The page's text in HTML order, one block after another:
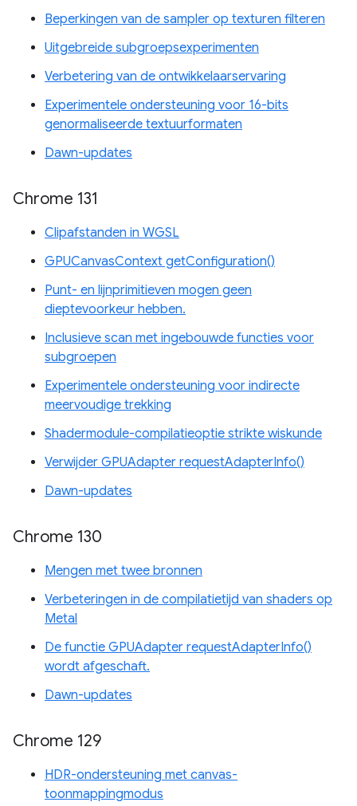
Beperkingen van de sampler op texturen filteren
Uitgebreide subgroepsexperimenten
Verbetering van de ontwikkelaarservaring
Experimentele ondersteuning voor 16-bits
genormaliseerde textuurformaten
Dawn-updates
Chrome 131
Clipafstanden in WGSL
GPUCanvasContext getConfiguration()
Punt- en lijnprimitieven mogen geen
dieptevoorkeur hebben.
Inclusieve scan met ingebouwde functies voor
subgroepen
Experimentele ondersteuning voor indirecte
meervoudige trekking
Shadermodule-compilatieoptie strikte wiskunde
Verwijder GPUAdapter requestAdapterInfo()
Dawn-updates
Chrome 130
Mengen met twee bronnen
Verbeteringen in de compilatietijd van shaders op
Metal
De functie GPUAdapter requestAdapterInfo()
wordt afgeschaft.
Dawn-updates
Chrome 129
HDR-ondersteuning met canvas-
toonmappingmodus